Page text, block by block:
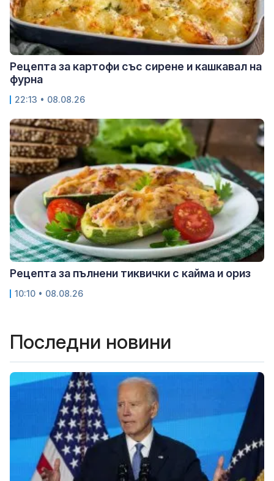
Рецепта за картофи със сирене и кашкавал на
фурна
22:13 • 08.08.26
Рецепта за пълнени тиквички с кайма и ориз
10:10 • 08.08.26
Последни новини